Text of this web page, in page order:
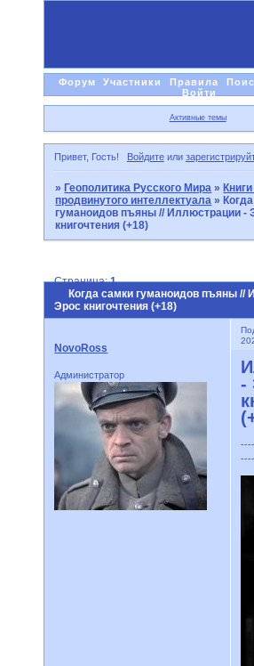
Форум Участники Правила
Войти
Активные темы
Привет, Гость! Войдитеили
»Геополитика Русского Мира »
продвинутого интеллектуала »
гуманоидов пъяны // Иллюстрации -
книгочтения (+18)
Когда самки гуманоидов пъяны //
Эрос книгочтения (+18)
Страница:1
NovoRoss
Администратор
-